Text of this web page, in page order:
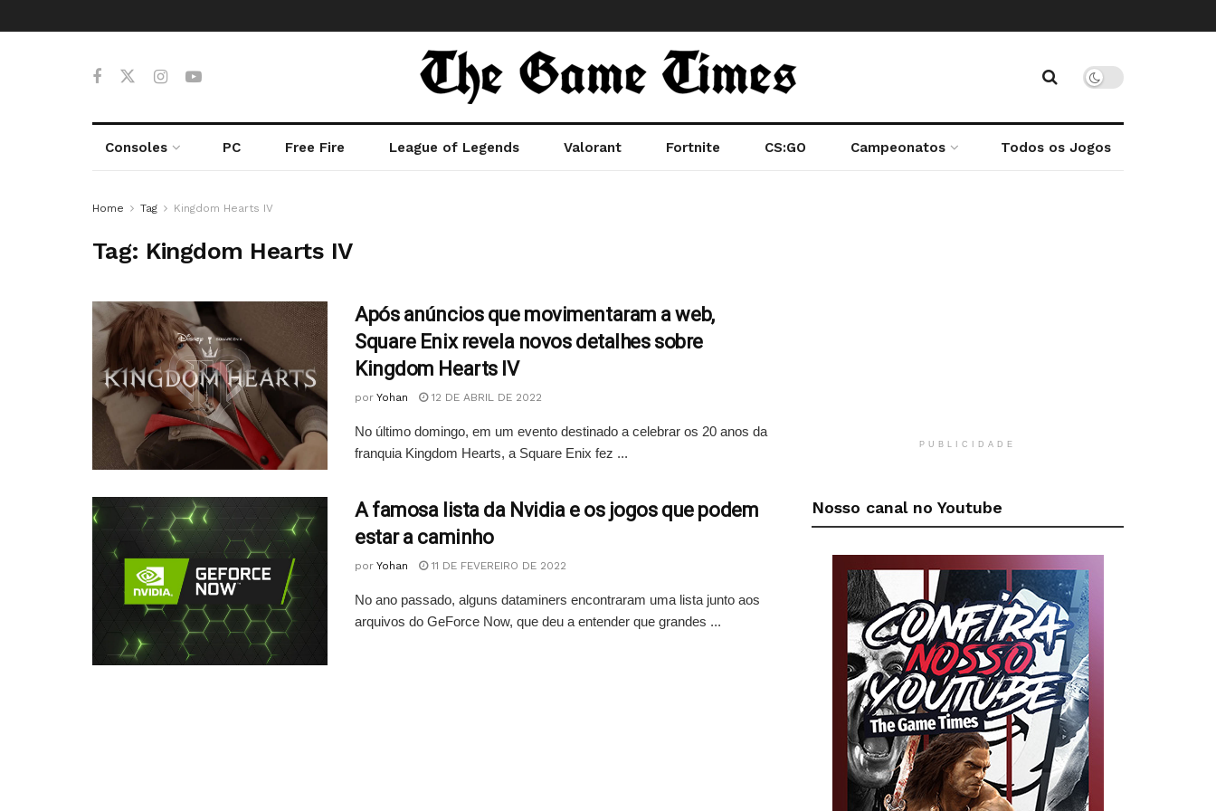
Consoles PC Free Fire League of Legends Valorant Fortnite CS:GO Campeonatos Todos os Jogos
Home Tag Kingdom Hearts IV
Tag: Kingdom Hearts IV
Após anúncios que movimentaram a web,
Square Enix revela novos detalhes sobre
Kingdom Hearts IV
por Yohan 12 DE ABRIL DE 2022
No último domingo, em um evento destinado a celebrar os 20 anos da
franquia Kingdom Hearts, a Square Enix fez ...
A famosa lista da Nvidia e os jogos que podem
estar a caminho
por Yohan 11 DE FEVEREIRO DE 2022
No ano passado, alguns dataminers encontraram uma lista junto aos
arquivos do GeForce Now, que deu a entender que grandes ...
PUBLICIDADE
Nosso canal no Youtube